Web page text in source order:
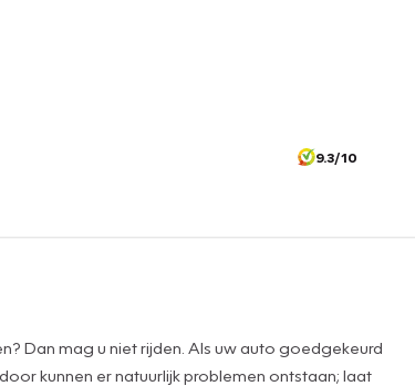
9.3/10
Dan mag u niet rijden. Als uw auto goedgekeurd
door kunnen er natuurlijk problemen ontstaan; laat